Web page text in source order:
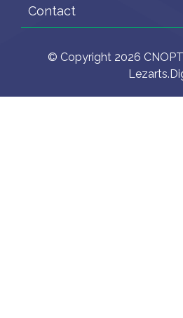
Contact
© Copyright 2026